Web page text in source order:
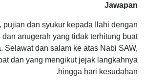
Jawapan
pujian dan syukur kepada Ilahi dengan
anugerah yang tidak terhitung buat
Selawat dan salam ke atas Nabi SAW,
dan yang mengikut jejak langkahnya
hingga hari kesudahan.